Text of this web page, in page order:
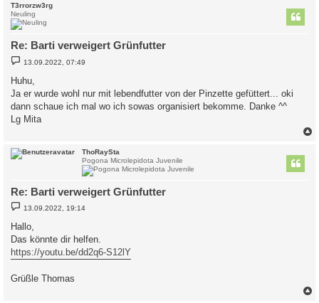
T3rrorzw3rg
Neuling
Re: Barti verweigert Grünfutter
B
e
t
g
13.09.2022, 07:49
Huhu,
Ja er wurde wohl nur mit lebendfutter von der Pinzette gefüttert... oki
dann schaue ich mal wo ich sowas organisiert bekomme. Danke ^^
Lg Mita
ThoRaySta
Pogona Microlepidota Juvenile
Re: Barti verweigert Grünfutter
B
e
i
t
r
g
13.09.2022, 19:14
Hallo,
Das könnte dir helfen.
https://youtu.be/dd2q6-S12lY
Grüßle Thomas